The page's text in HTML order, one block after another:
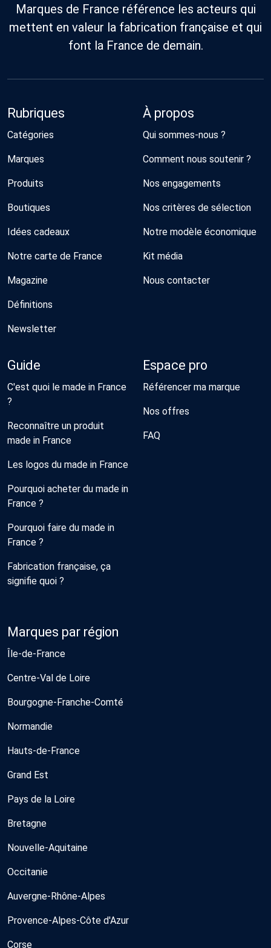
Marques de France référence les acteurs qui
mettent en valeur la fabrication française et qui
font la France de demain.
Rubriques
Catégories
Marques
Produits
Boutiques
Idées cadeaux
Notre carte de France
Magazine
Définitions
Newsletter
À propos
Qui sommes-nous ?
Comment nous soutenir ?
Nos engagements
Nos critères de sélection
Notre modèle économique
Kit média
Nous contacter
Guide
C'est quoi le made in France
?
Reconnaître un produit
made in France
Les logos du made in France
Pourquoi acheter du made in
France ?
Pourquoi faire du made in
France ?
Fabrication française, ça
signifie quoi ?
Espace pro
Référencer ma marque
Nos offres
FAQ
Marques par région
Île-de-France
Centre-Val de Loire
Bourgogne-Franche-Comté
Normandie
Hauts-de-France
Grand Est
Pays de la Loire
Bretagne
Nouvelle-Aquitaine
Occitanie
Auvergne-Rhône-Alpes
Provence-Alpes-Côte d'Azur
Corse